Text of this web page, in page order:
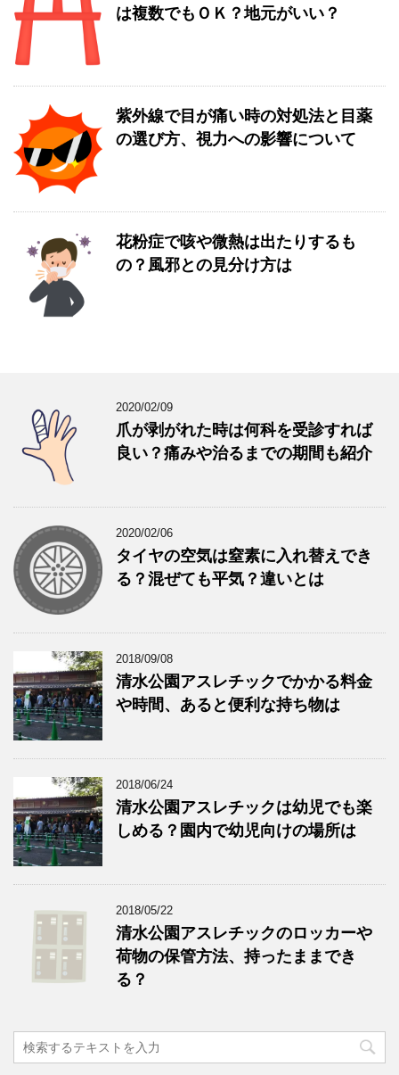
は複数でもＯＫ？地元がいい？
紫外線で目が痛い時の対処法と目薬
の選び方、視力への影響について
花粉症で咳や微熱は出たりするも
の？風邪との見分け方は
2020/02/09
爪が剥がれた時は何科を受診すれば
良い？痛みや治るまでの期間も紹介
2020/02/06
タイヤの空気は窒素に入れ替えでき
る？混ぜても平気？違いとは
2018/09/08
清水公園アスレチックでかかる料金
や時間、あると便利な持ち物は
2018/06/24
清水公園アスレチックは幼児でも楽
しめる？園内で幼児向けの場所は
2018/05/22
清水公園アスレチックのロッカーや
荷物の保管方法、持ったままでき
る？